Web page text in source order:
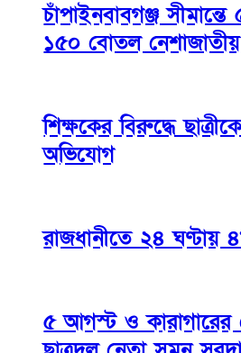
চাঁপাইনবাবগঞ্জ
১৫০ বোতল
শিক্ষকের বিরুদ্ধে
অভিযোগ
রাজধানীতে ২৪ ঘণ্টায়
৫ আগস্ট ও কারাগারের